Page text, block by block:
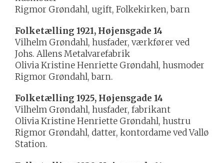
Rigmor Grøndahl, ugift, Folkekirken, barn
Folketælling 1921, Højensgade 14
Vilhelm Grøndahl, husfader, værkfører ved
Johs. Allens Metalvarefabrik
Olivia Kristine Henriette Grøndahl, husmoder
Rigmor Grøndahl, barn.
Folketælling 1925, Højensgade 14
Vilhelm Grøndahl, husfader, fabrikant
Olivia Kristine Henriette Grøndahl, hustru
Rigmor Grøndahl, datter, kontordame ved Vallø
Station.